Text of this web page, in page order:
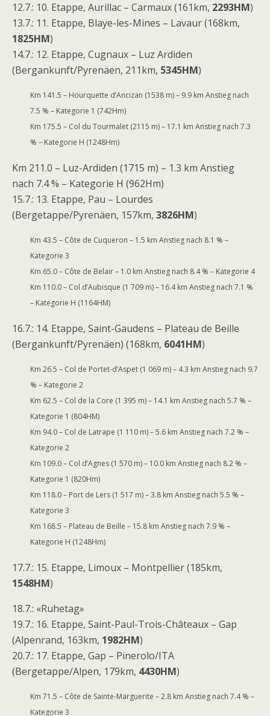
12.7.: 10. Etappe, Aurillac – Carmaux (161km, 2293HM)
13.7.: 11. Etappe, Blaye-les-Mines – Lavaur (168km,
1825HM)
14.7.: 12. Etappe, Cugnaux – Luz Ardiden
(Bergankunft/Pyrenäen, 211km, 5345HM)
Km 141.5 – Hourquette d’Ancizan (1538 m) – 9.9 km Anstieg nach
7.5 % – Kategorie 1 (742Hm)
Km 175.5 – Col du Tourmalet (2115 m) – 17.1 km Anstieg nach 7.3
% – Kategorie H (1248Hm)
Km 211.0 – Luz-Ardiden (1715 m) – 1.3 km Anstieg
nach 7.4 % – Kategorie H (962Hm)
15.7.: 13. Etappe, Pau – Lourdes
(Bergetappe/Pyrenäen, 157km, 3826HM)
Km 43.5 – Côte de Cuqueron – 1.5 km Anstieg nach 8.1 % –
Kategorie 3
Km 65.0 – Côte de Belair – 1.0 km Anstieg nach 8.4 % – Kategorie 4
Km 110.0 – Col d’Aubisque (1 709 m) – 16.4 km Anstieg nach 7.1 %
– Kategorie H (1164HM)
16.7.: 14. Etappe, Saint-Gaudens – Plateau de Beille
(Bergankunft/Pyrenäen) (168km, 6041HM)
Km 26.5 – Col de Portet-d’Aspet (1 069 m) – 4.3 km Anstieg nach 9.7
% – Kategorie 2
Km 62.5 – Col de la Core (1 395 m) – 14.1 km Anstieg nach 5.7 % –
Kategorie 1 (804HM)
Km 94.0 – Col de Latrape (1 110 m) – 5.6 km Anstieg nach 7.2 % –
Kategorie 2
Km 109.0 – Col d’Agnes (1 570 m) – 10.0 km Anstieg nach 8.2 % –
Kategorie 1 (820Hm)
Km 118.0 – Port de Lers (1 517 m) – 3.8 km Anstieg nach 5.5 % –
Kategorie 3
Km 168.5 – Plateau de Beille – 15.8 km Anstieg nach 7.9 % –
Kategorie H (1248Hm)
17.7.: 15. Etappe, Limoux – Montpellier (185km,
1548HM)
18.7.: «Ruhetag»
19.7.: 16. Etappe, Saint-Paul-Trois-Châteaux – Gap
(Alpenrand, 163km, 1982HM)
20.7.: 17. Etappe, Gap – Pinerolo/ITA
(Bergetappe/Alpen, 179km, 4430HM)
Km 71.5 – Côte de Sainte-Marguerite – 2.8 km Anstieg nach 7.4 % –
Kategorie 3